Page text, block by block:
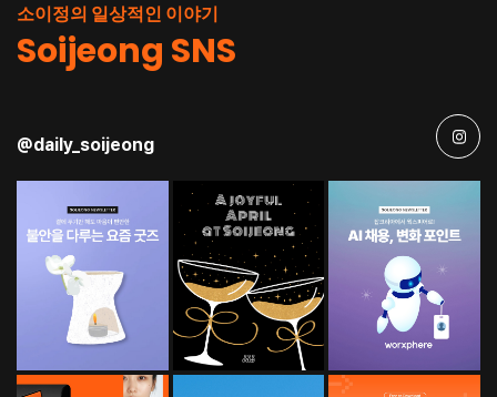
소이정의 일상적인 이야기
Soijeong SNS
@daily_soijeong